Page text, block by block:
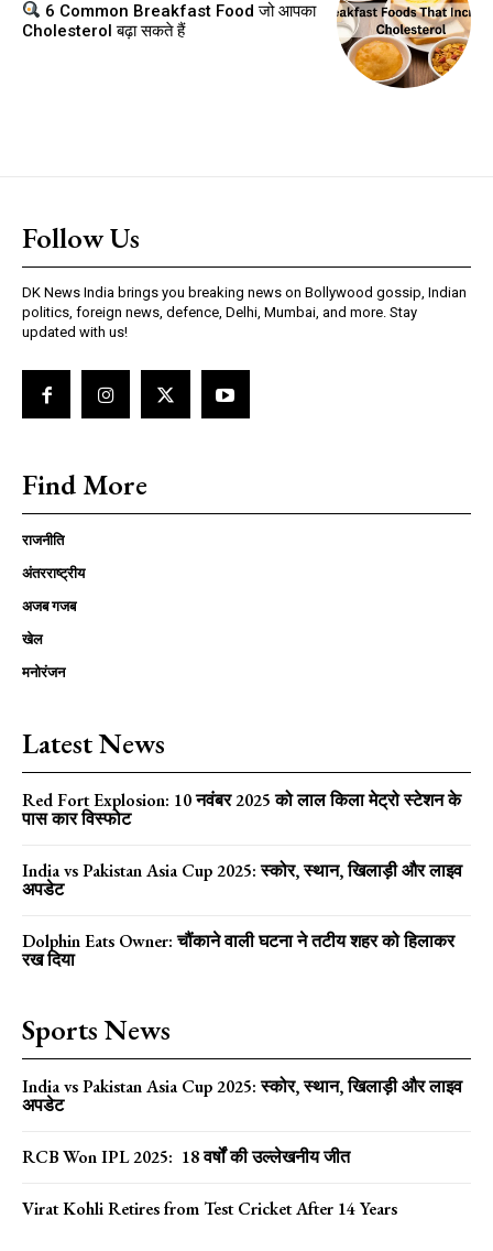
6 Common Breakfast Food जो आपका
Cholesterol बढ़ा सकते हैं
Follow Us
DK News India brings you breaking news on Bollywood gossip, Indian
politics, foreign news, defence, Delhi, Mumbai, and more. Stay
updated with us!
Find More
राजनीति
अंतरराष्ट्रीय
अजब गजब
खेल
मनोरंजन
Latest News
Red Fort Explosion: 10 नवंबर 2025 को लाल किला मेट्रो स्टेशन के
पास कार विस्फोट
India vs Pakistan Asia Cup 2025: स्कोर, स्थान, खिलाड़ी और लाइव
अपडेट
Dolphin Eats Owner: चौंकाने वाली घटना ने तटीय शहर को हिलाकर
रख दिया
Sports News
India vs Pakistan Asia Cup 2025: स्कोर, स्थान, खिलाड़ी और लाइव
अपडेट
RCB Won IPL 2025: 18 वर्षों की उल्लेखनीय जीत
Virat Kohli Retires from Test Cricket After 14 Years